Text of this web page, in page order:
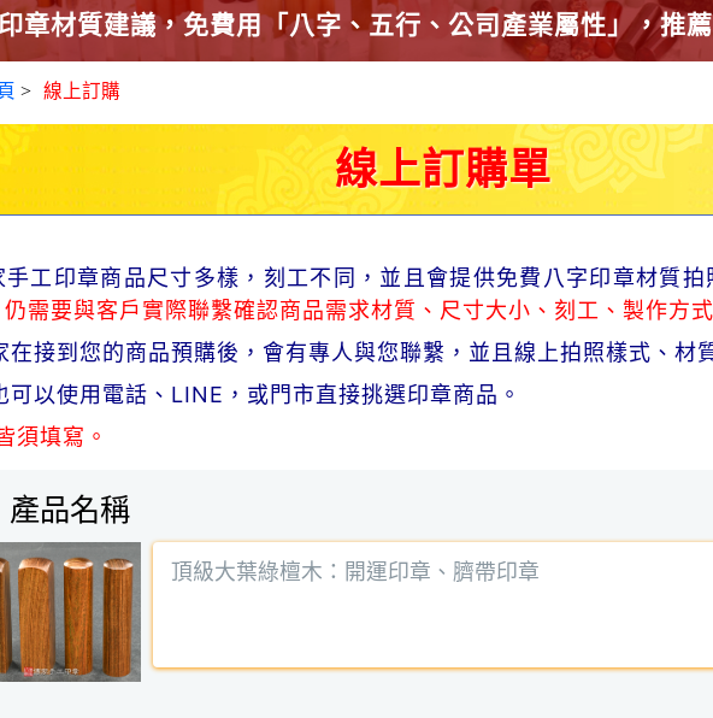
章材質建議，免費用「八字、五行、公司產業屬性」，推
> 線上訂購
線上訂購單
手工印章商品尺寸多樣，刻工不同，並且會提供免費八字印章材質拍
仍需要與客戶實際聯繫確認商品需求材質、尺寸大小、刻工、製作方
在接到您的商品預購後，會有專人與您聯繫，並且線上拍照樣式、材
可以使用電話、LINE，或門市直接挑選印章商品。
須填寫。
產品名稱